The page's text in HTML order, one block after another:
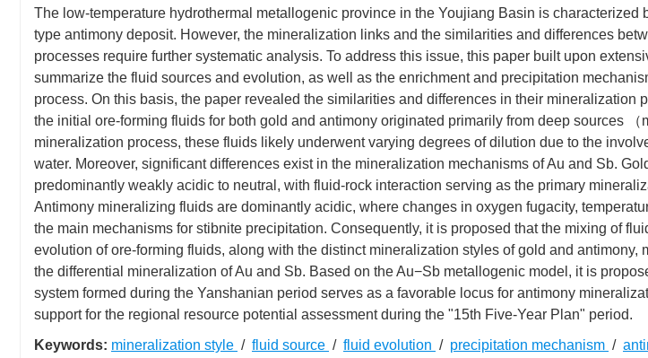
The low-temperature hydrothermal metallogenic province in the Youjiang Basin is characterized
type antimony deposit. However, the mineralization links and the similarities and differences
processes require further systematic analysis. To address this issue, this paper built upon
summarize the fluid sources and evolution, as well as the enrichment and precipitation
process. On this basis, the paper revealed the similarities and differences in their mineralization
the initial ore-forming fluids for both gold and antimony originated primarily from deep sources
mineralization process, these fluids likely underwent varying degrees of dilution due to the
water. Moreover, significant differences exist in the mineralization mechanisms of Au and Sb.
predominantly weakly acidic to neutral, with fluid-rock interaction serving as the primary
Antimony mineralizing fluids are dominantly acidic, where changes in oxygen fugacity,
the main mechanisms for stibnite precipitation. Consequently, it is proposed that the mixing of
evolution of ore-forming fluids, along with the distinct mineralization styles of gold and antimony,
the differential mineralization of Au and Sb. Based on the Au−Sb metallogenic model, it is
system formed during the Yanshanian period serves as a favorable locus for antimony
support for the regional resource potential assessment during the "15th Five-Year Plan" period.
Keywords: mineralization style / fluid source / fluid evolution / precipitation mechanism /